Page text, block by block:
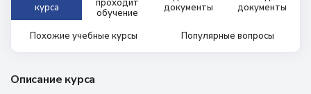
курса
обучение
документы
документы
Похожие учебные курсы Популярные вопросы
Описание курса